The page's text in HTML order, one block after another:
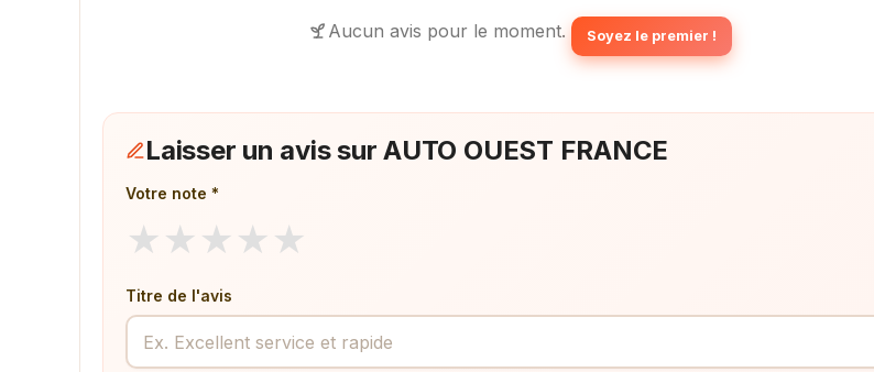
Aucun avis pour le moment. Soyez le premier !
Laisser un avis sur AUTO OUEST FRANCE
Votre note *
★ ★ ★ ★ ★
Titre de l'avis